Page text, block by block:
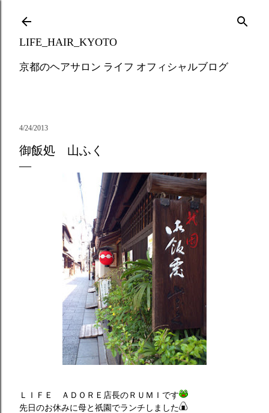
LIFE_HAIR_KYOTO
京都のヘアサロン ライフ オフィシャルブログ
4/24/2013
御飯処 山ふく
ＬＩＦＥ ＡＤＯＲＥ店長のＲＵＭＩです
先日のお休みに母と祇園でランチしました